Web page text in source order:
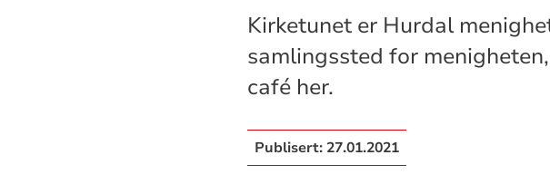
Kirketunet er Hurdal
samlingssted for
café her.
Publisert: 27.01.2021